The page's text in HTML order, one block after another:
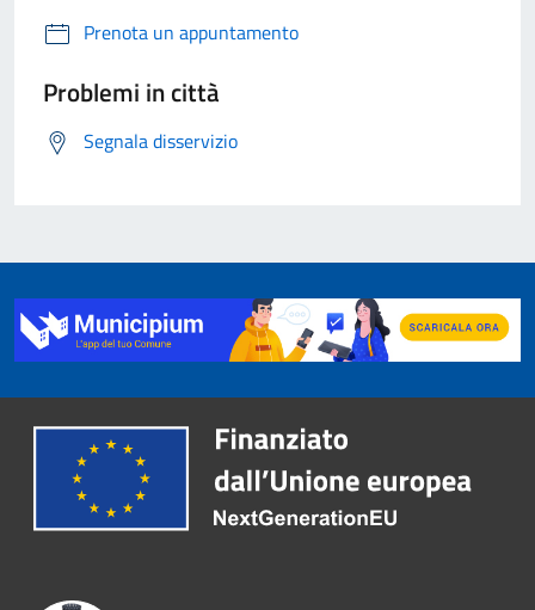
Prenota un appuntamento
Problemi in città
Segnala disservizio